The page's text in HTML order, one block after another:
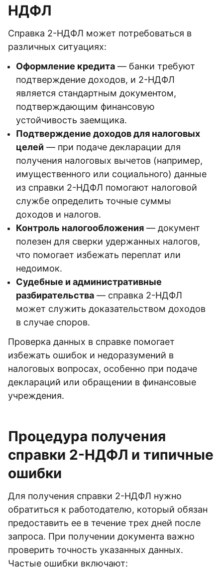
НДФЛ
Справка 2-НДФЛ может потребоваться в
различных ситуациях:
Оформление кредита — банки требуют
подтверждение доходов, и 2-НДФЛ
является стандартным документом,
подтверждающим финансовую
устойчивость заемщика.
Подтверждение доходов для налоговых
целей — при подаче декларации для
получения налоговых вычетов (например,
имущественного или социального) данные
из справки 2-НДФЛ помогают налоговой
службе определить точные суммы
доходов и налогов.
Контроль налогообложения — документ
полезен для сверки удержанных налогов,
что помогает избежать переплат или
недоимок.
Судебные и административные
разбирательства — справка 2-НДФЛ
может служить доказательством доходов
в случае споров.
Проверка данных в справке помогает
избежать ошибок и недоразумений в
налоговых вопросах, особенно при подаче
деклараций или обращении в финансовые
учреждения.
Процедура получения
справки 2-НДФЛ и типичные
ошибки
Для получения справки 2-НДФЛ нужно
обратиться к работодателю, который обязан
предоставить ее в течение трех дней после
запроса. При получении документа важно
проверить точность указанных данных.
Частые ошибки включают: